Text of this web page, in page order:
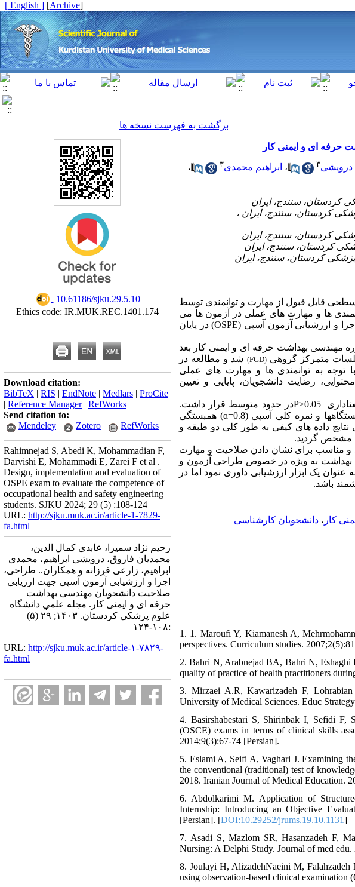
[
Archive
]
[ English ]
برگشت به فهرست نسخه ها
حرفه ای و ایمنی کار
درویشی۳ ، ابراهیم محمدی۳
،
قابل قبول از مهارت و توانمندی توسط
ها و مهارت های عملی در آزمون ها می
و ارزشیابی آزمون آسپی (OSPE) در پایان
مهندسی بهداشت حرفه ای و ایمنی کار بعد
متمرکز گروهی(
FGD
) شد و مطالعه در
انجام گردید. سناریوهای ایستگاهها (12 ایستگاه) با توجه به توانمندی ها و مهارت های عملی
رضایت دانشجویان، پایایی و تعیین
P≥0.05در حدود متوسط قرار داشت.
و نمره کلی آسپی (=0.8
ɑ) همبستگی
داده های کیفی به طور کلی دو طبقه و
مشخص گردید.
و مناسب برای نشان دادن صلاحیت و مهارت
بهداشت به ویژه در خصوص طراحی آزمون و
یک ابزار ارزشیابی داوری نمود اما در
باشد.
کار ، دانشجویان کارشناسی
1. 1. Maroufi Y, Kiamanesh A,
perspectives. Curriculum studies.
2. Bahri N, Arabnejad BA, Bahri N, Eshaghi
quality of practice of health practitioners
3. Mirzaei A.R, Kawarizadeh F,
University of Medical Sciences. Educ
4. Basirshabestari S, Shirinbak I, Sefidi F,
(OSCE) exams in terms of clinical skills
2014;9(3):67-74 [Persian].
5. Eslami A, Seifi A, Vaghari J. Examining
the conventional (traditional) test of
2018. Iranian Journal of Medical Education.
6. Abdolkarimi M. Application of
Internship: Introducing an Objective
[Persian]. [DOI:10.29252/jrums.19.10.1131]
7. Asadi S, Mazlom SR, Hasanzadeh F,
Nursing: A Delphi Study. Journal of med
8. Joulayi H, AlizadehNaeini M,
using observation-based clinical examination
‎ 10.61186/sjku.29.5.10
Ethics code: IR.MUK.REC.1401.174
Download citation:
BibTeX | RIS | EndNote | Medlars | ProCite
| Reference Manager| RefWorks
Send citation to:
Mendeley
Zotero RefWorks
Rahimnejad S, Abedi K, Mohammadian F,
Darvishi E, Mohammadi E, Zarei F et al .
Design, implementation and evaluation of
OSPE exam to evaluate the competence of
occupational health and safety engineering
students. SJKU 2024; 29 (5) :108-124
URL: http://sjku.muk.ac.ir/article-1-7829-
fa.html
رحیم نژاد سمیرا، عابدی کمال الدین،
محمدیان فاروق، درویشی ابراهیم، محمدی
ابراهیم، زارعی فرزانه و همکاران.. طراحی،
اجرا و ارزشیابی آزمون آسپی جهت ارزیابی
صلاحیت دانشجویان مهندسی بهداشت
حرفه ای و ایمنی کار. مجله علمي دانشگاه
علوم پزشكي كردستان. ۱۴۰۳; ۲۹ (۵)
:۱۰۸-۱۲۴
URL: http://sjku.muk.ac.ir/article-۱-۷۸۲۹-
fa.html